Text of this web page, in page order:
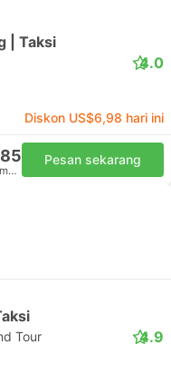
| Taksi
4.0
Diskon US$6,98 hari ini
kendaraan, semua termasuk.
Pesan sekarang
Tour 4.9